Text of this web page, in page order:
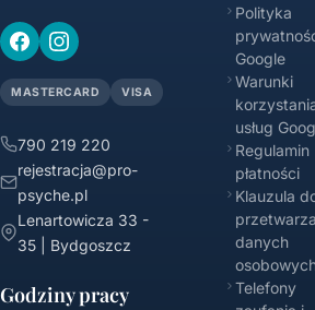
MASTERCARD VISA
790 219 220
rejestracja@pro-
psyche.pl
Lenartowicza 33 -
35 | Bydgoszcz
Godziny pracy
Polityka
Google
Warunki
usług
Regulamin
płatności
Klauzula
danych
Telefony